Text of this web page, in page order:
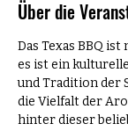
Über die
Das Texas BBQ
es ist ein
und Tradition der
die Vielfalt der
hinter dieser